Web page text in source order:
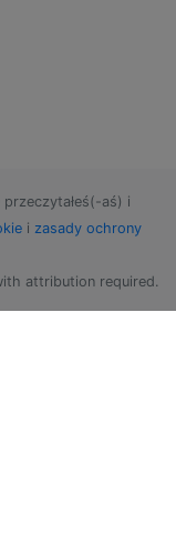
aś) i
i zasady ochrony
attribution required.